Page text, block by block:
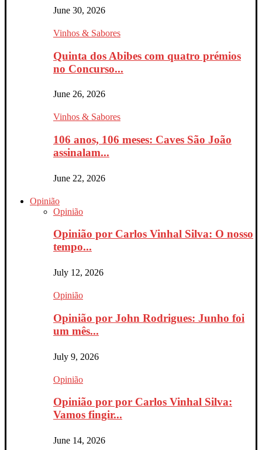
June 30, 2026
Vinhos & Sabores
Quinta dos Abibes com quatro prémios
no Concurso...
June 26, 2026
Vinhos & Sabores
106 anos, 106 meses: Caves São João
assinalam...
June 22, 2026
Opinião
Opinião
Opinião por Carlos Vinhal Silva: O nosso
tempo...
July 12, 2026
Opinião
Opinião por John Rodrigues: Junho foi
um mês...
July 9, 2026
Opinião
Opinião por por Carlos Vinhal Silva:
Vamos fingir...
June 14, 2026